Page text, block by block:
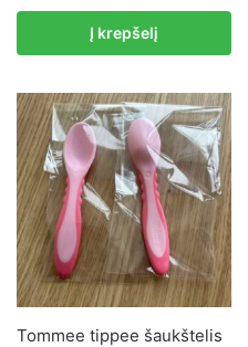
Į krepšelį
Tommee tippee šaukštelis